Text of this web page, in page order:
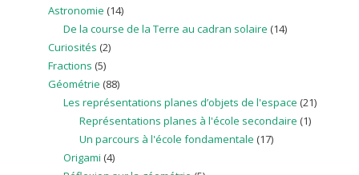
Astronomie (14)
De la course de la Terre au cadran solaire (14)
Curiosités (2)
Fractions (5)
Géométrie (88)
Les représentations planes d’objets de l'espace (21)
Représentations planes à l'école secondaire (1)
Un parcours à l'école fondamentale (17)
Origami (4)